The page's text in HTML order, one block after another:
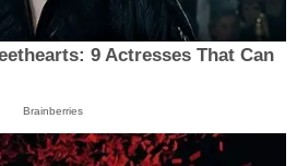
9 Actresses That Can
Brainberries